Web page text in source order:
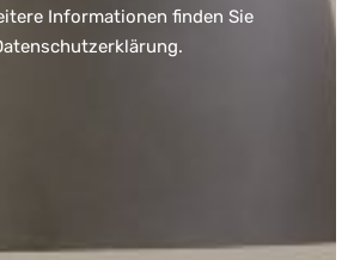
Informationen finden Sie
.